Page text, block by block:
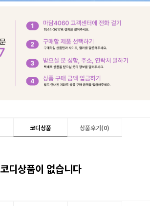
코디상품 상품후기(0)
코디상품이 없습니다